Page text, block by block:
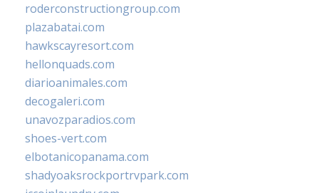
roderconstructiongroup.com
plazabatai.com
hawkscayresort.com
hellonquads.com
diarioanimales.com
decogaleri.com
unavozparadios.com
shoes-vert.com
elbotanicopanama.com
shadyoaksrockportrvpark.com